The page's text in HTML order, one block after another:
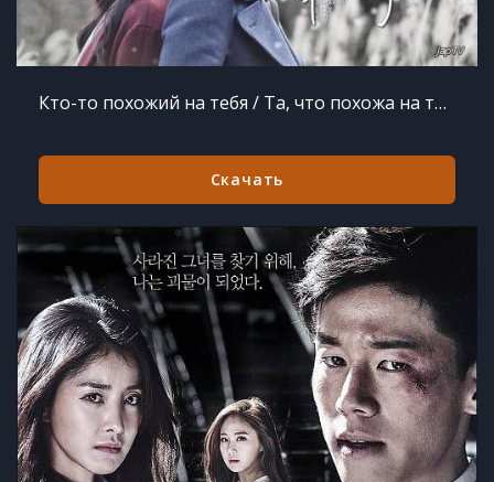
Кто-то похожий на тебя / Та, что похожа на тебя / Someone Like You / Ting Chia Hsing Fu / Ting Jia Xing Fu (2015) MP3
Скачать